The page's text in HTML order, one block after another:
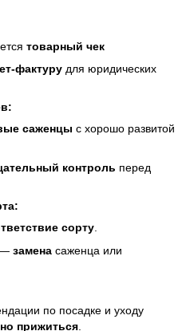
товарный чек
фактуру для юридических
саженцы с хорошо развитой
контроль перед
сорту.
— замена саженца или
по посадке и уходу
прижиться